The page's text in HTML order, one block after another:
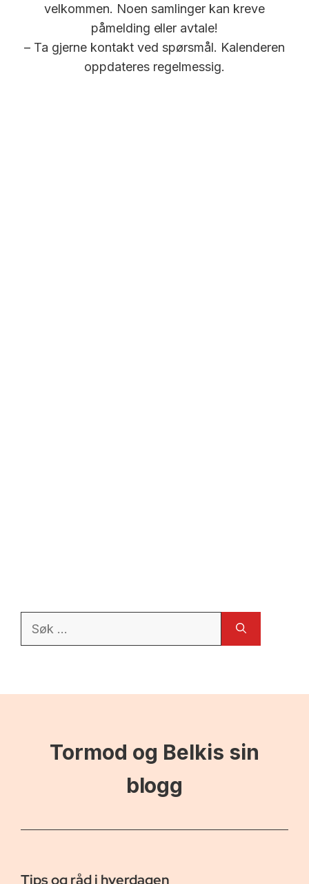
velkommen. Noen samlinger kan kreve
påmelding eller avtale!
– Ta gjerne kontakt ved spørsmål. Kalenderen
oppdateres regelmessig.
Tormod og Belkis sin
blogg
Tips og råd i hverdagen